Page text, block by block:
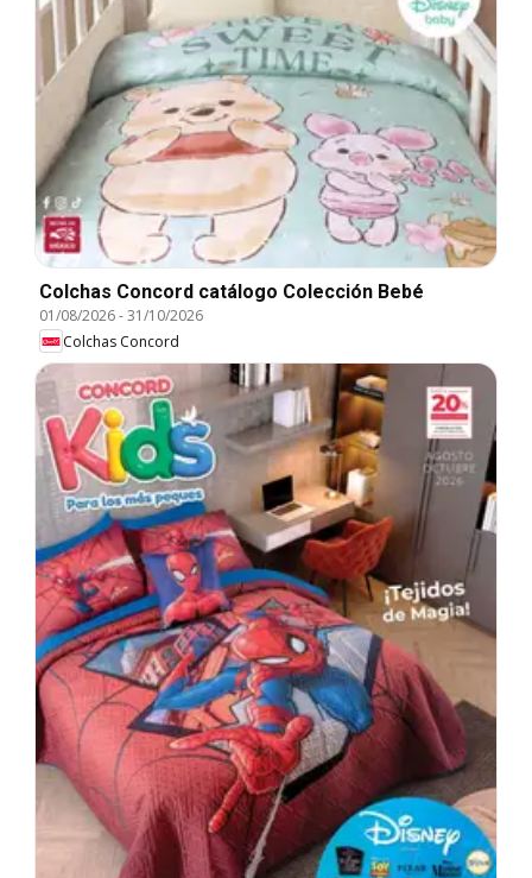
Colchas Concord catálogo Colección Bebé
01/08/2026-31/10/2026
Colchas Concord